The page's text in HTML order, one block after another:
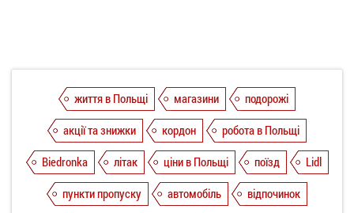
життя в Польщі магазини
подорожі
акції та знижки
кордон
робота в Польщі
Biedronka
літак ціни в Польщі поїзд
Lidl
пункти пропуску
автомобіль
відпочинок